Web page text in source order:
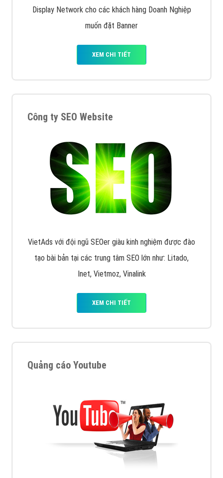
Display Network cho các khách hàng Doanh Nghiệp
muốn đặt Banner
XEM CHI TIẾT
Công ty SEO Website
VietAds với đội ngũ SEOer giàu kinh nghiệm được đào
tạo bài bản tại các trung tâm SEO lớn như: Litado,
Inet, Vietmoz, Vinalink
XEM CHI TIẾT
Quảng cáo Youtube